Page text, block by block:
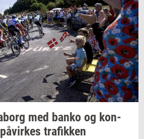
med banko og kon­
på­vir­kes tra­fik­ken